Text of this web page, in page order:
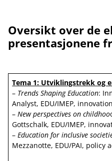
Oversikt over de
presentasjonene
Tema 1: Utviklingstrekk og
– Trends Shaping Education:
Analyst, EDU/IMEP,
–New perspectives on childhoo
Gottschalk, EDU/IMEP,
–Education for inclusive
Mezzanotte, EDU/PAI, policy